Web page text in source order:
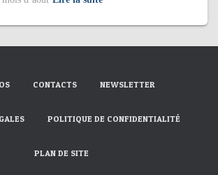
CONTACTS NEWSLETTER
POLITIQUE DE CONFIDENTIALITÉ
PLAN DE SITE